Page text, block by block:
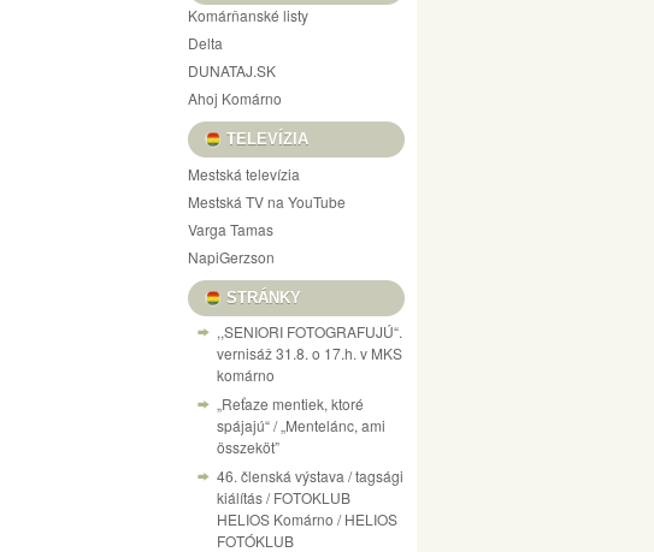
Komárňanské listy
Delta
DUNATAJ.SK
Ahoj Komárno
TELEVÍZIA
Mestská televízia
Mestská TV na YouTube
Varga Tamas
NapiGerzson
STRÁNKY
,,SENIORI FOTOGRAFUJÚ“.
vernisáž 31.8. o 17.h. v MKS
komárno
„Reťaze mentiek, ktoré
spájajú“ / „Mentelánc, ami
összeköt”
46. členská výstava / tagsági
kiálítás / FOTOKLUB
HELIOS Komárno / HELIOS
FOTÓKLUB